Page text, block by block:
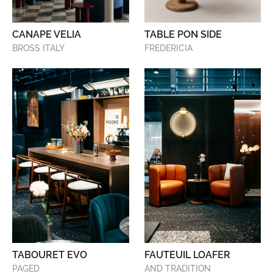
CANAPE VELIA
BROSS ITALY
TABLE PON SIDE
FREDERICIA
TABOURET EVO
PAGED
FAUTEUIL LOAFER
AND TRADITION